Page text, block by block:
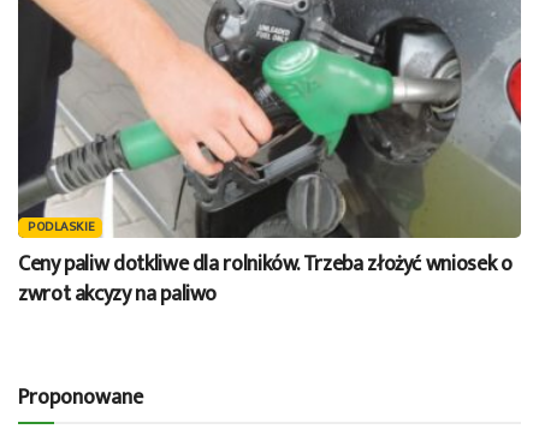
PODLASKIE
Ceny paliw dotkliwe dla rolników. Trzeba złożyć wniosek o
zwrot akcyzy na paliwo
Proponowane